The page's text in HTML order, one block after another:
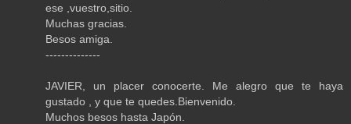
ese ,vuestro,sitio.
Muchas gracias.
Besos amiga.
--------------
JAVIER, un placer conocerte. Me alegro que te haya
gustado , y que te quedes.Bienvenido.
Muchos besos hasta Japón.